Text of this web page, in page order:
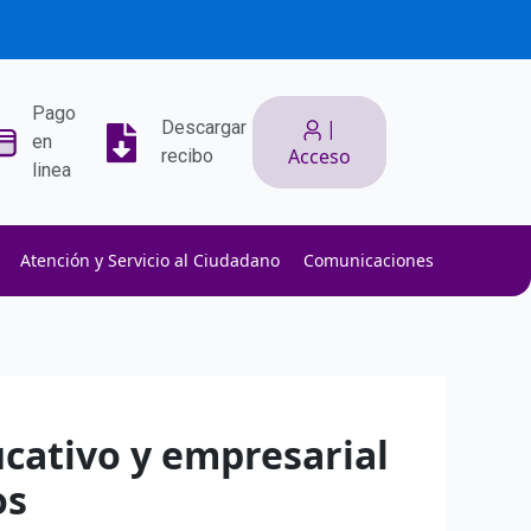
Pago
en
linea
Descargar
recibo
|
Acceso
Atención y Servicio al Ciudadano Comunicaciones
y empresarial